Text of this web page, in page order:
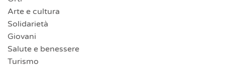
Arte e cultura
Solidarietà
Giovani
Salute e benessere
Turismo